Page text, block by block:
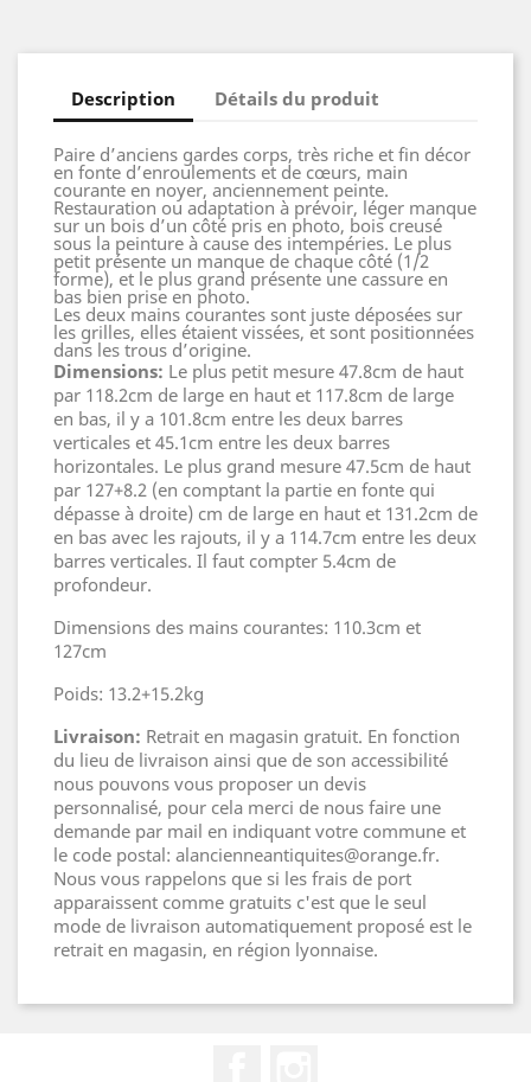
Description Détails du produit
Paire d’anciens gardes corps, très riche et fin décor
en fonte d’enroulements et de cœurs, main
courante en noyer, anciennement peinte.
Restauration ou adaptation à prévoir, léger manque
sur un bois d’un côté pris en photo, bois creusé
sous la peinture à cause des intempéries. Le plus
petit présente un manque de chaque côté (1/2
forme), et le plus grand présente une cassure en
bas bien prise en photo.
Les deux mains courantes sont juste déposées sur
les grilles, elles étaient vissées, et sont positionnées
dans les trous d’origine.
Dimensions: Le plus petit mesure 47.8cm de haut
par 118.2cm de large en haut et 117.8cm de large
en bas, il y a 101.8cm entre les deux barres
verticales et 45.1cm entre les deux barres
horizontales. Le plus grand mesure 47.5cm de haut
par 127+8.2 (en comptant la partie en fonte qui
dépasse à droite) cm de large en haut et 131.2cm de
en bas avec les rajouts, il y a 114.7cm entre les deux
barres verticales. Il faut compter 5.4cm de
profondeur.
Dimensions des mains courantes: 110.3cm et
127cm
Poids: 13.2+15.2kg
Livraison: Retrait en magasin gratuit. En fonction
du lieu de livraison ainsi que de son accessibilité
nous pouvons vous proposer un devis
personnalisé, pour cela merci de nous faire une
demande par mail en indiquant votre commune et
le code postal: alancienneantiquites@orange.fr.
Nous vous rappelons que si les frais de port
apparaissent comme gratuits c'est que le seul
mode de livraison automatiquement proposé est le
retrait en magasin, en région lyonnaise.